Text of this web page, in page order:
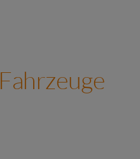
Fahrzeuge